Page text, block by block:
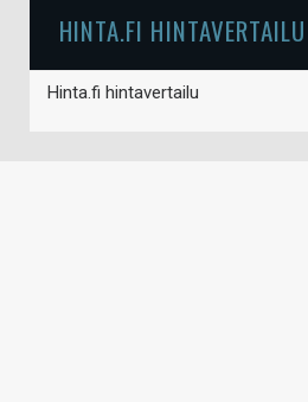
HINTA.FI HINTAVERTAILU
Hinta.fi hintavertailu